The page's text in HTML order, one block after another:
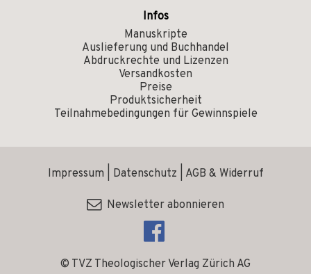
Infos
Manuskripte
Auslieferung und Buchhandel
Abdruckrechte und Lizenzen
Versandkosten
Preise
Produktsicherheit
Teilnahmebedingungen für Gewinnspiele
© TVZ Theologischer Verlag Zürich AG
Impressum Datenschutz AGB & Widerruf
Newsletter abonnieren